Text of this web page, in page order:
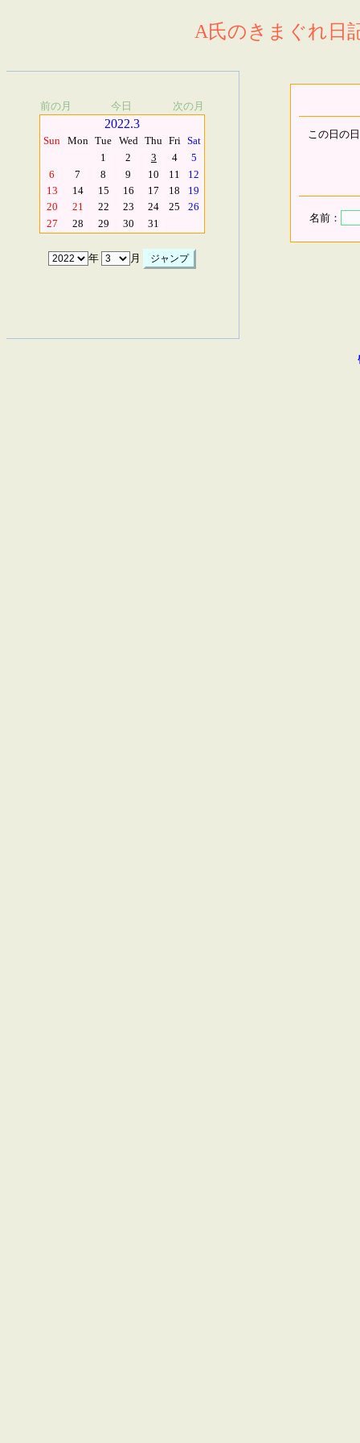
A氏のきまぐれ日
前の月 今日 次の月
2022.3
Sun Mon Tue Wed Thu Fri Sat
1
2 3 4
5
6
7 8 9 10 11
12
13
14 15 16 17 18
19
20
21 22 23 24 25
26
27
28 29 30 31
年 月
この日の
名前：